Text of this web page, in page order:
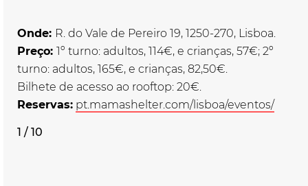
Onde: R. do Vale de Pereiro 19, 1250-270, Lisboa.
Preço: 1º turno: adultos, 114€, e crianças, 57€; 2º
turno: adultos, 165€, e crianças, 82,50€.
Bilhete de acesso ao rooftop: 20€.
Reservas: pt.mamashelter.com/lisboa/eventos/
1 / 10